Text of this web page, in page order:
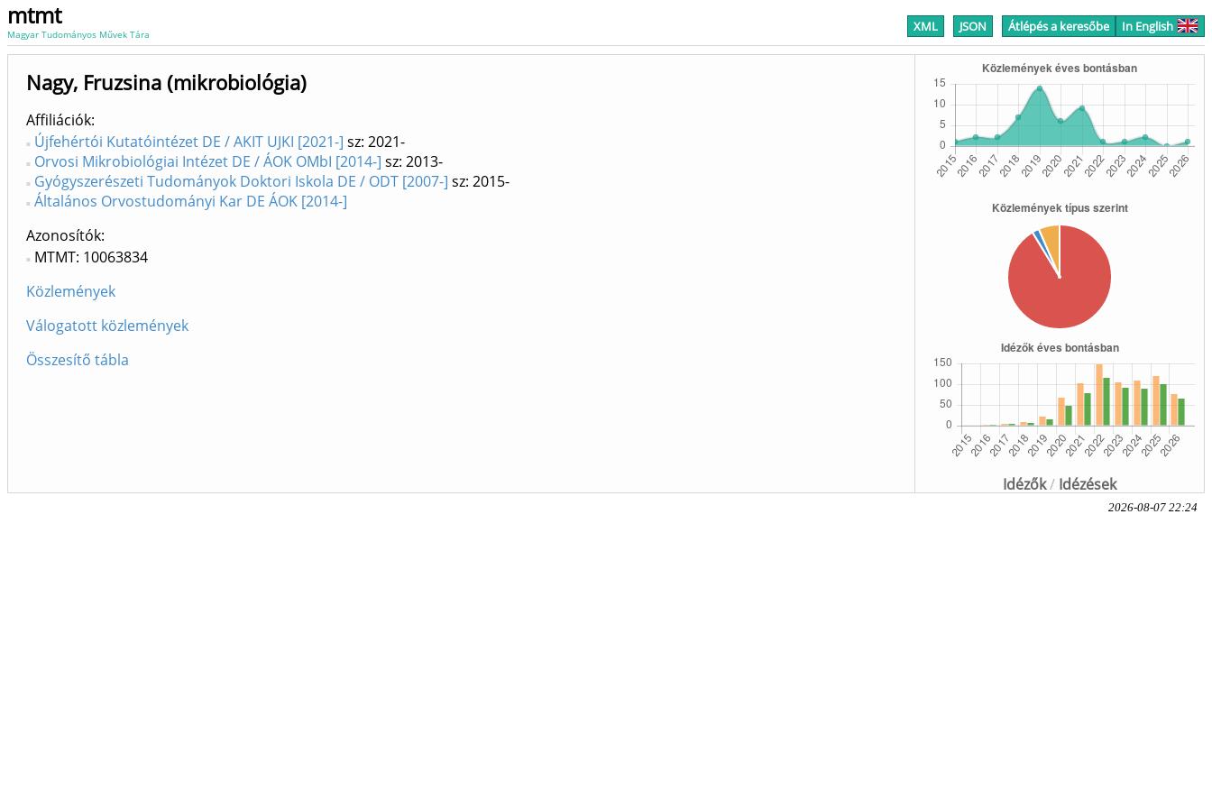
mtmt
Magyar Tudományos Művek Tára XML JSON Átlépés a keresőbe In English
Idézők/ Idézések
Nagy, Fruzsina (mikrobiológia)
Affiliációk
Újfehértói Kutatóintézet DE / AKIT UJKI [2021-] sz: 2021-
Orvosi Mikrobiológiai Intézet DE / ÁOK OMbI [2014-] sz: 2013-
Gyógyszerészeti Tudományok Doktori Iskola DE / ODT [2007-] sz: 2015-
Általános Orvostudományi Kar DE ÁOK [2014-]
Azonosítók
MTMT: 10063834
Közlemények
Válogatott közlemények
Összesítő tábla
2026-08-07 22:24